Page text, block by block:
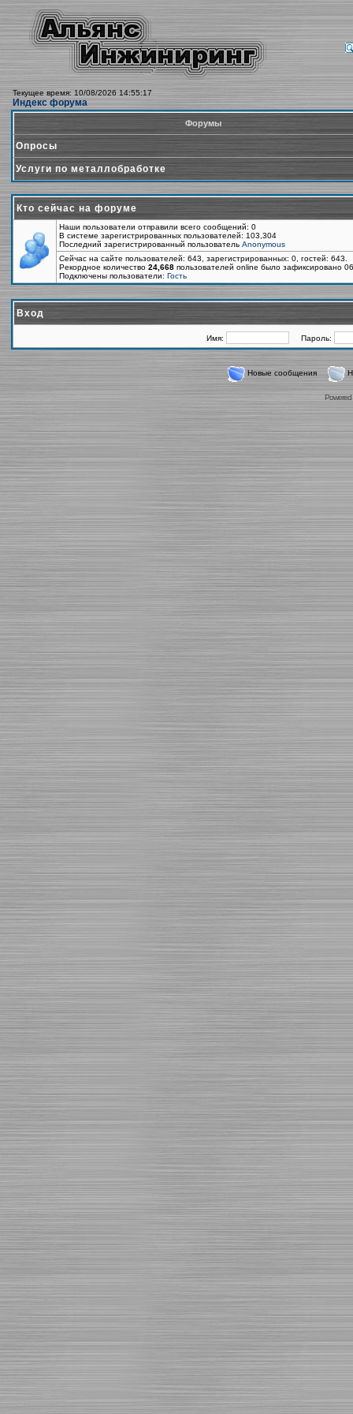
Текущее время: 10/08/2026 14:55:17
Индекс форума
Форумы
Опросы
Услуги по металлобработке
Кто сейчас на форуме
Наши пользователи отправили всего сообщений: 0
В системе зарегистрированных пользователей: 103,304
Последний зарегистрированный пользователь Anonymous
Сейчас на сайте пользователей: 643, зарегистрированных: 0, гостей:
Рекордное количество 24,668 пользователей online было зафиксировано
Подключены пользователи: Гость
Вход
Имя: Пароль:
Новые сообщения